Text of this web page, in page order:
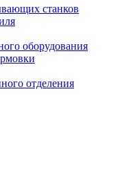
станков
оборудования
отделения